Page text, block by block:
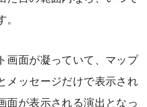
。
画面が凝っていて、マップ
メッセージだけで表示され
面が表示される演出となっ